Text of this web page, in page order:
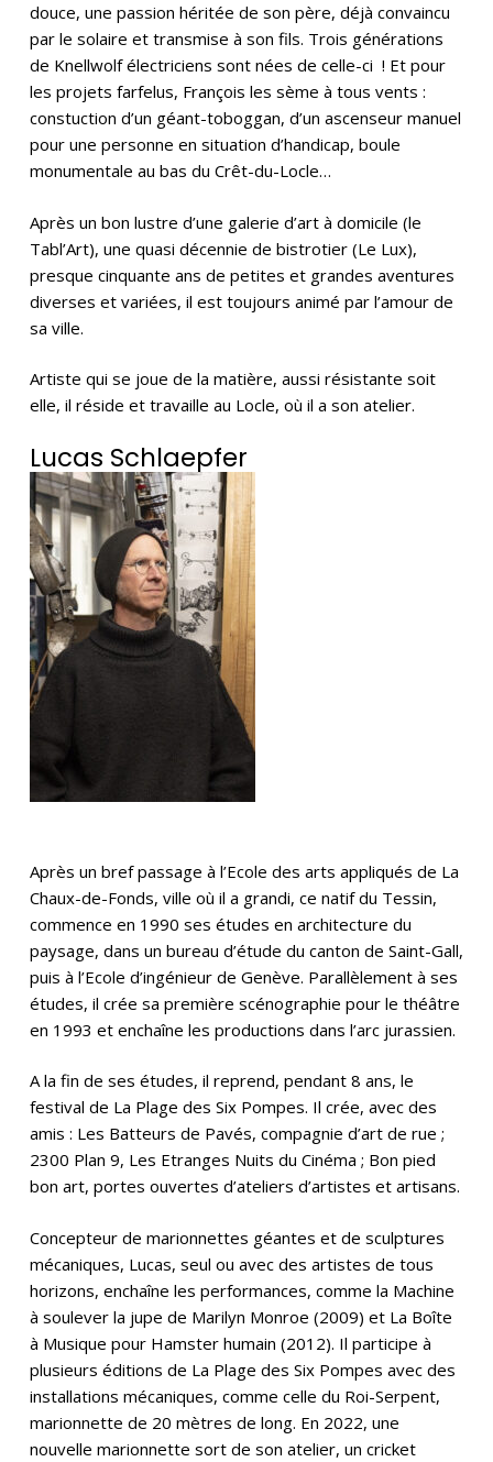
douce, une passion héritée de son père, déjà convaincu
par le solaire et transmise à son fils. Trois générations
de Knellwolf électriciens sont nées de celle-ci ! Et pour
les projets farfelus, François les sème à tous vents :
constuction d’un géant-toboggan, d’un ascenseur manuel
pour une personne en situation d’handicap, boule
monumentale au bas du Crêt-du-Locle…
Après un bon lustre d’une galerie d’art à domicile (le
Tabl’Art), une quasi décennie de bistrotier (Le Lux),
presque cinquante ans de petites et grandes aventures
diverses et variées, il est toujours animé par l’amour de
sa ville.
Artiste qui se joue de la matière, aussi résistante soit
elle, il réside et travaille au Locle, où il a son atelier.
Lucas Schlaepfer
Après un bref passage à l’Ecole des arts appliqués de La
Chaux-de-Fonds, ville où il a grandi, ce natif du Tessin,
commence en 1990 ses études en architecture du
paysage, dans un bureau d’étude du canton de Saint-Gall,
puis à l’Ecole d’ingénieur de Genève. Parallèlement à ses
études, il crée sa première scénographie pour le théâtre
en 1993 et enchaîne les productions dans l’arc jurassien.
A la fin de ses études, il reprend, pendant 8 ans, le
festival de La Plage des Six Pompes. Il crée, avec des
amis : Les Batteurs de Pavés, compagnie d’art de rue ;
2300 Plan 9, Les Etranges Nuits du Cinéma ; Bon pied
bon art, portes ouvertes d’ateliers d’artistes et artisans.
Concepteur de marionnettes géantes et de sculptures
mécaniques, Lucas, seul ou avec des artistes de tous
horizons, enchaîne les performances, comme la Machine
à soulever la jupe de Marilyn Monroe (2009) et La Boîte
à Musique pour Hamster humain (2012). Il participe à
plusieurs éditions de La Plage des Six Pompes avec des
installations mécaniques, comme celle du Roi-Serpent,
marionnette de 20 mètres de long. En 2022, une
nouvelle marionnette sort de son atelier, un cricket